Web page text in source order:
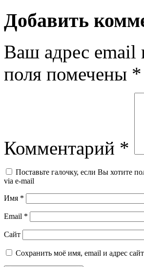
Добавить
Ваш адрес email
поля помечены *
Комментарий *
Поставьте галочку, если Вы хотите
via e-mail
Имя *
Email *
Сайт
Сохранить моё имя, email и адрес